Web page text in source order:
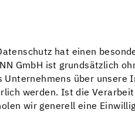
hat einen
GmbH ist grundsätzlich
über
werden. Ist die
wir generell eine